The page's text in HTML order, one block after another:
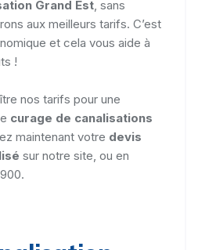
Grand Est, sans
aux meilleurs tarifs. C’est
et cela vous aide à
!
nos tarifs pour une
curage de canalisations
maintenant votre devis
sur notre site, ou en